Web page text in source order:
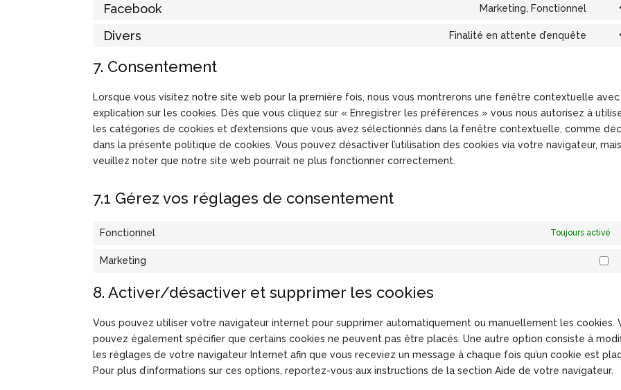
Facebook Marketing, Fonctionnel
Divers Finalité en attente d’enquête
7. Consentement
Lorsque vous visitez notre site web pour la première fois, nous vous montrerons une fenêtre contextuelle avec
explication sur les cookies. Dès que vous cliquez sur « Enregistrer les préférences » vous nous autorisez à
les catégories de cookies et d’extensions que vous avez sélectionnés dans la fenêtre contextuelle, comme
dans la présente politique de cookies. Vous pouvez désactiver l’utilisation des cookies via votre navigateur, mais
veuillez noter que notre site web pourrait ne plus fonctionner correctement.
7.1 Gérez vos réglages de consentement
Fonctionnel Toujours activé
Marketing
8. Activer/désactiver et supprimer les cookies
Vous pouvez utiliser votre navigateur internet pour supprimer automatiquement ou manuellement les cookies.
pouvez également spécifier que certains cookies ne peuvent pas être placés. Une autre option consiste à
les réglages de votre navigateur Internet afin que vous receviez un message à chaque fois qu’un cookie est
Pour plus d’informations sur ces options, reportez-vous aux instructions de la section Aide de votre navigateur.